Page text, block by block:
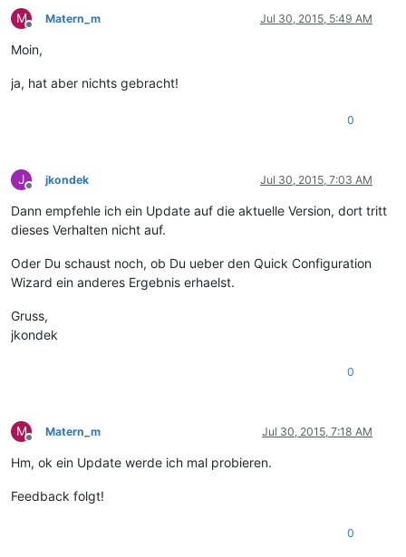
M
Offline
Matern_m Jul 30, 2015, 5:49 AM
Moin,
ja, hat aber nichts gebracht!
0
J
Offline
jkondek Jul 30, 2015, 7:03 AM
Dann empfehle ich ein Update auf die aktuelle Version, dort tritt
dieses Verhalten nicht auf.
Oder Du schaust noch, ob Du ueber den Quick Configuration
Wizard ein anderes Ergebnis erhaelst.
Gruss,
jkondek
0
M
Offline
Matern_m Jul 30, 2015, 7:18 AM
Hm, ok ein Update werde ich mal probieren.
Feedback folgt!
0